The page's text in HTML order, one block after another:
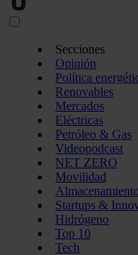
Secciones
Opinión
Política
Renovables
Mercados
Eléctricas
Petróleo & Gas
Videopodcast
NET ZERO
Movilidad
Almacenamiento
Startups &
Hidrógeno
Top 10
Tech